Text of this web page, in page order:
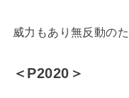
威力もあり無反動の
＜P2020＞